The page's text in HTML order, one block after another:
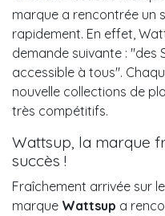
marque a rencontrée un
rapidement. En effet,
demande suivante : "des
accessible à tous".
nouvelle collections de
très compétitifs.
Wattsup, la marque
succès !
Fraîchement arrivée sur
marque Wattsup a